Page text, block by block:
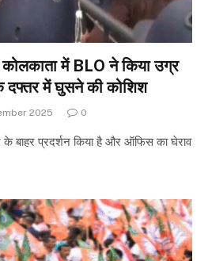
में BLO ने किया उग्र
दफ्तर में घुसने की कोशिश
2025 0
बाहर प्रदर्शन किया है और ऑफिस का घेराव